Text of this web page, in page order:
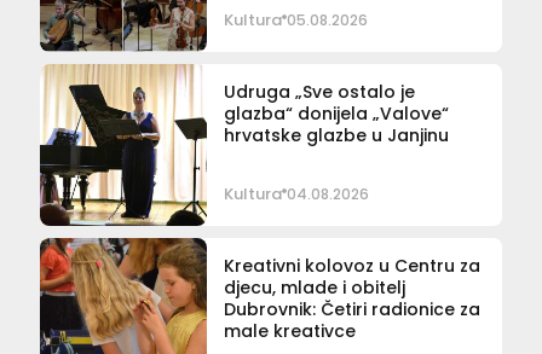
Kultura 05.08.2026
Udruga „Sve ostalo je
glazba“ donijela „Valove“
hrvatske glazbe u Janjinu
Kultura 04.08.2026
Kreativni kolovoz u Centru za
djecu, mlade i obitelj
Dubrovnik: Četiri radionice za
male kreativce